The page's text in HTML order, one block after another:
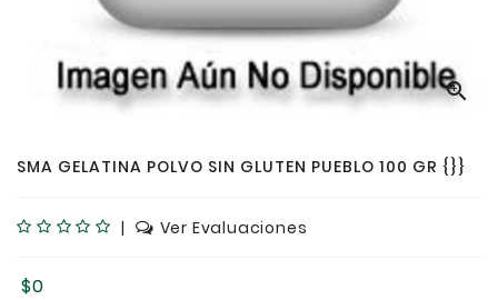

SMA GELATINA POLVO SIN GLUTEN PUEBLO 100 GR {}}
| Ver Evaluaciones
$0